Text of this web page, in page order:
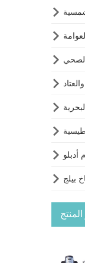






 أدبلو
 بيلج